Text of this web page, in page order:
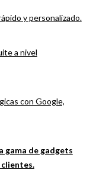
y personalizado.
a nivel
con Google,
gama de gadgets